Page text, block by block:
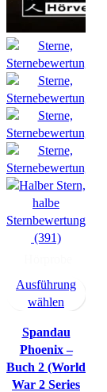
(391)
Ausführung
wählen
Spandau
Phoenix –
Buch 2 (World
War 2 Series